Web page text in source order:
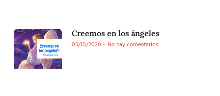
Creemos en los ángeles
05/10/2020
No hay comentarios